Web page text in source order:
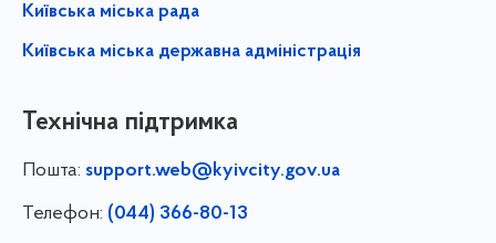
Київська міська рада
Київська міська державна адміністрація
Технічна підтримка
Пошта: support.web@kyivcity.gov.ua
Телефон: (044) 366-80-13